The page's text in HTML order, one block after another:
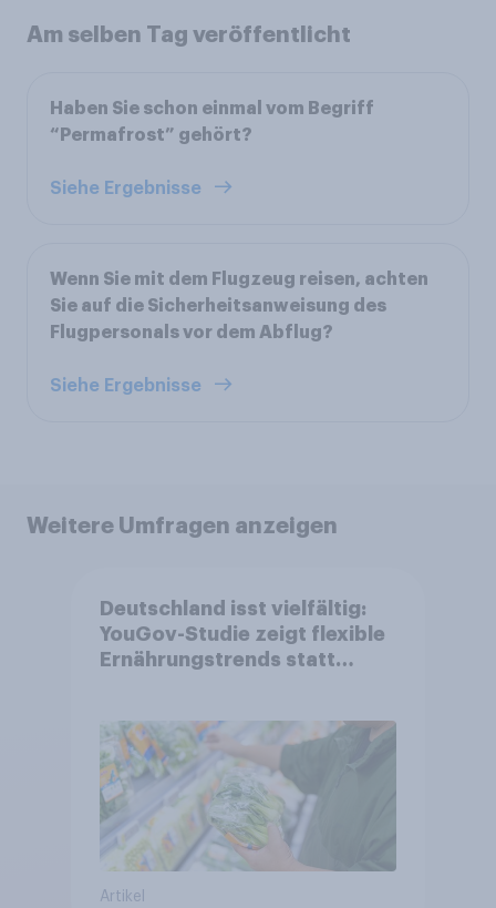
Am selben Tag veröffentlicht
Haben Sie schon einmal vom Begriff
“Permafrost” gehört?
Siehe Ergebnisse
Wenn Sie mit dem Flugzeug reisen, achten
Sie auf die Sicherheitsanweisung des
Flugpersonals vor dem Abflug?
Siehe Ergebnisse
Weitere Umfragen anzeigen
Deutschland isst vielfältig:
YouGov-Studie zeigt flexible
Ernährungstrends statt
Artikel